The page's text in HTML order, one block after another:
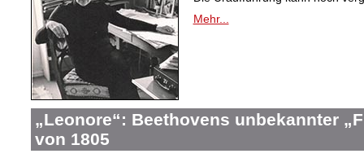
Mehr...
„Leonore“: Beethovens unbekannter
von 1805